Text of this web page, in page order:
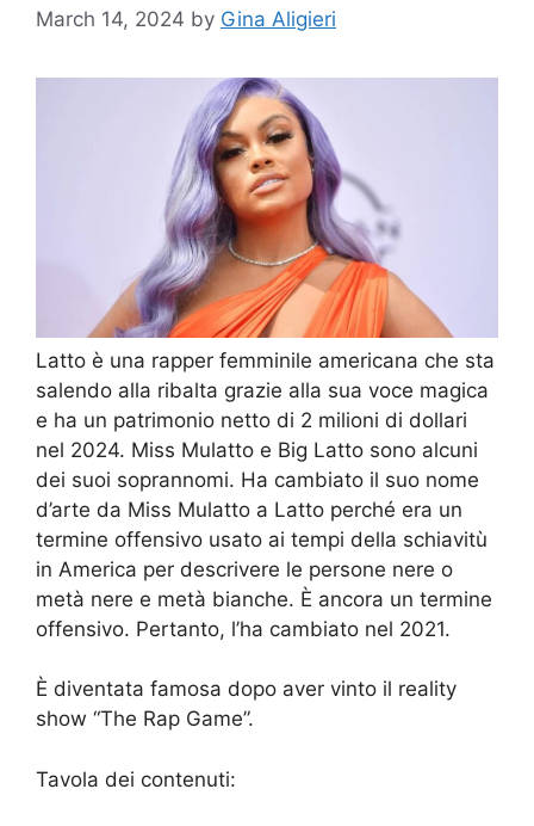
March 14, 2024 by Gina Aligieri
Latto è una rapper femminile americana che sta
salendo alla ribalta grazie alla sua voce magica
e ha un patrimonio netto di 2 milioni di dollari
nel 2024. Miss Mulatto e Big Latto sono alcuni
dei suoi soprannomi. Ha cambiato il suo nome
d’arte da Miss Mulatto a Latto perché era un
termine offensivo usato ai tempi della schiavitù
in America per descrivere le persone nere o
metà nere e metà bianche. È ancora un termine
offensivo. Pertanto, l’ha cambiato nel 2021.
È diventata famosa dopo aver vinto il reality
show “The Rap Game”.
Tavola dei contenuti: